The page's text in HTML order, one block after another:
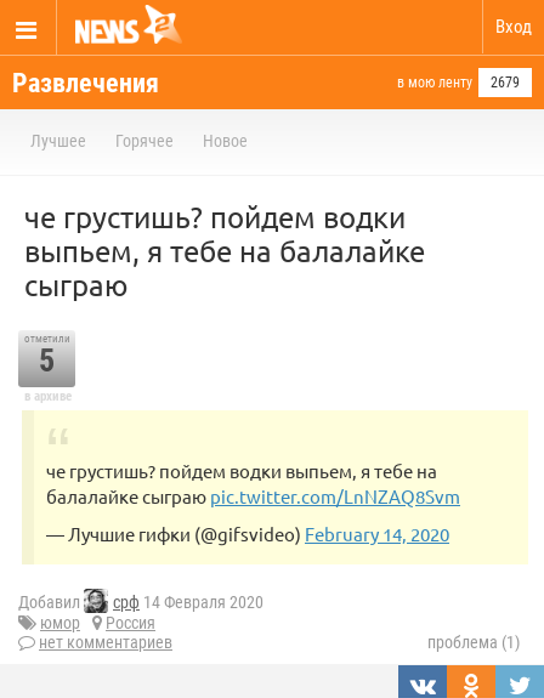
Вход
Развлечения в мою ленту 2679
Лучшее Горячее Новое
че грустишь? пойдем водки
выпьем, я тебе на балалайке
сыграю
отметили
5
в архиве
че грустишь? пойдем водки выпьем, я тебе на
балалайке сыграю pic.twitter.com/LnNZAQ8Svm
— Лучшие гифки (@gifsvideo) February 14, 2020
Добавил срф 14 Февраля 2020
юмор
Россия
нет комментариев
проблема (1)